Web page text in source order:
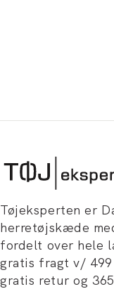
Tøjeksperten er
herretøjskæde
fordelt over hele
gratis fragt v/
gratis retur og